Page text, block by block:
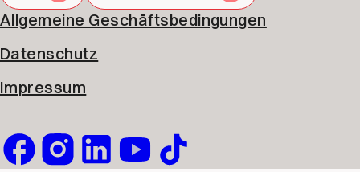
Allgemeine Geschäftsbedingungen
Datenschutz
Impressum